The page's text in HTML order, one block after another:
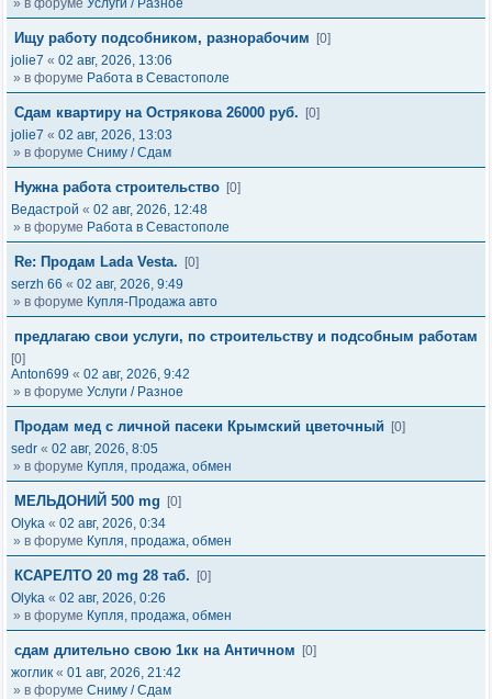
» в форуме Услуги / Разное
Ищу работу подсобником, разнорабочим
[0]
jolie7 « 02 авг, 2026, 13:06
» в форуме Работа в Севастополе
Сдам квартиру на Острякова 26000 руб.
[0]
jolie7 « 02 авг, 2026, 13:03
» в форуме Сниму / Сдам
Нужна работа строительство [0]
Ведастрой « 02 авг, 2026, 12:48
» в форуме Работа в Севастополе
Re: Продам Lada Vesta.
[0]
serzh 66 « 02 авг, 2026, 9:49
» в форуме Купля-Продажа авто
предлагаю свои услуги, по строительству и подсобным работам
[0]
Anton699 « 02 авг, 2026, 9:42
» в форуме Услуги / Разное
Продам мед с личной пасеки Крымский цветочный
[0]
sedr « 02 авг, 2026, 8:05
» в форуме Купля, продажа, обмен
МЕЛЬДОНИЙ 500 mg
[0]
Olyka « 02 авг, 2026, 0:34
» в форуме Купля, продажа, обмен
КСАРЕЛТО 20 mg 28 таб.
[0]
Olyka « 02 авг, 2026, 0:26
» в форуме Купля, продажа, обмен
сдам длительно свою 1кк на Античном
[0]
жоглик « 01 авг, 2026, 21:42
» в форуме Сниму / Сдам